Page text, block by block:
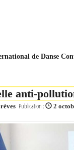
de Danse
anti-
Publication : 2